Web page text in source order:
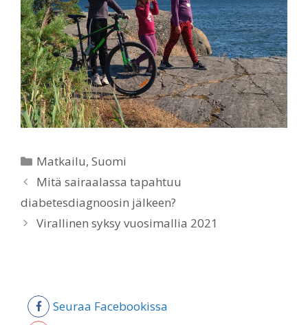
Categories
Matkailu,Suomi
Mitä sairaalassa tapahtuu
diabetesdiagnoosin jälkeen?
Virallinen syksy vuosimallia 2021
Seuraa Facebookissa